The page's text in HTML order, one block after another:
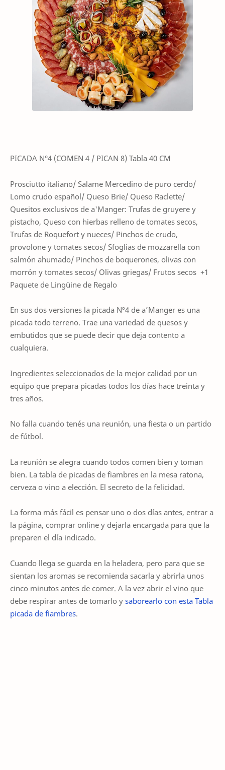
PICADA N°4 (COMEN 4 / PICAN 8) Tabla 40 CM
Prosciutto italiano/ Salame Mercedino de puro cerdo/
Lomo crudo español/ Queso Brie/ Queso Raclette/
Quesitos exclusivos de a'Manger: Trufas de gruyere y
pistacho, Queso con hierbas relleno de tomates secos,
Trufas de Roquefort y nueces/ Pinchos de crudo,
provolone y tomates secos/ Sfoglias de mozzarella con
salmón ahumado/ Pinchos de boquerones, olivas con
morrón y tomates secos/ Olivas griegas/ Frutos secos +1
Paquete de Lingüine de Regalo
En sus dos versiones la picada Nº4 de a’Manger es una
picada todo terreno. Trae una variedad de quesos y
embutidos que se puede decir que deja contento a
cualquiera.
Ingredientes seleccionados de la mejor calidad por un
equipo que prepara picadas todos los días hace treinta y
tres años.
No falla cuando tenés una reunión, una fiesta o un partido
de fútbol.
La reunión se alegra cuando todos comen bien y toman
bien. La tabla de picadas de fiambres en la mesa ratona,
cerveza o vino a elección. El secreto de la felicidad.
La forma más fácil es pensar uno o dos días antes, entrar a
la página, comprar online y dejarla encargada para que la
preparen el día indicado.
Cuando llega se guarda en la heladera, pero para que se
sientan los aromas se recomienda sacarla y abrirla unos
cinco minutos antes de comer. A la vez abrir el vino que
debe respirar antes de tomarlo y saborearlo con esta Tabla
picada de fiambres.